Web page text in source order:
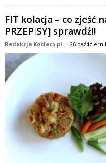
FIT kolacja – co zjeść
PRZEPISY] sprawdź!!
Redakcja Kobieco.pl - 26